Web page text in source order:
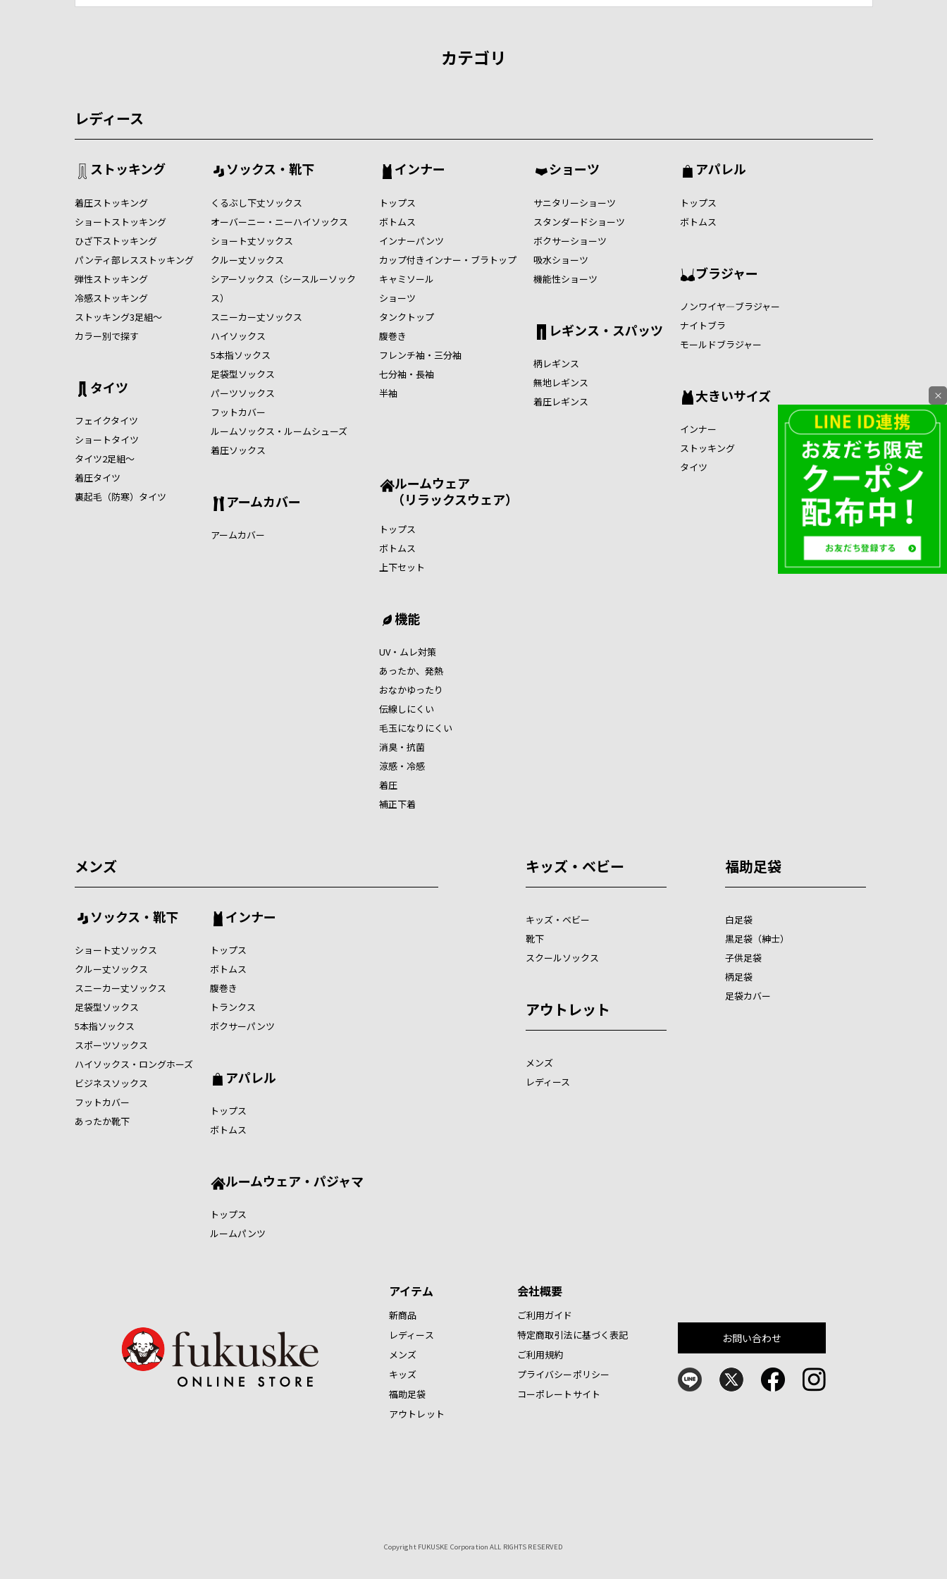
カテゴリ
レディース
ストッキング
着圧ストッキング
ショートストッキング
ひざ下ストッキング
パンティ部レスストッキング
弾性ストッキング
冷感ストッキング
ストッキング3足組～
カラー別で探す
タイツ
フェイクタイツ
ショートタイツ
タイツ2足組～
着圧タイツ
裏起毛（防寒）タイツ
ソックス・靴下
くるぶし下丈ソックス
オーバーニー・ニーハイソックス
ショート丈ソックス
クルー丈ソックス
シアーソックス（シースルーソック
ス）
スニーカー丈ソックス
ハイソックス
5本指ソックス
足袋型ソックス
パーツソックス
フットカバー
ルームソックス・ルームシューズ
着圧ソックス
アームカバー
アームカバー
インナー
トップス
ボトムス
インナーパンツ
カップ付きインナー・ブラトップ
キャミソール
ショーツ
タンクトップ
腹巻き
フレンチ袖・三分袖
七分袖・長袖
半袖
ショーツ
サニタリーショーツ
スタンダードショーツ
ボクサーショーツ
吸水ショーツ
機能性ショーツ
レギンス・スパッツ
柄レギンス
無地レギンス
着圧レギンス
アパレル
トップス
ボトムス
ブラジャー
ノンワイヤ―ブラジャー
ナイトブラ
モールドブラジャー
大きいサイズ
インナー
ストッキング
タイツ
ルームウェア
（リラックスウェア）
トップス
ボトムス
上下セット
機能
UV・ムレ対策
あったか、発熱
おなかゆったり
伝線しにくい
毛玉になりにくい
消臭・抗菌
涼感・冷感
着圧
補正下着
メンズ
ソックス・靴下
ショート丈ソックス
クルー丈ソックス
スニーカー丈ソックス
足袋型ソックス
5本指ソックス
スポーツソックス
ハイソックス・ロングホーズ
ビジネスソックス
フットカバー
あったか靴下
インナー
トップス
ボトムス
腹巻き
トランクス
ボクサーパンツ
アパレル
トップス
ボトムス
ルームウェア・パジャマ
トップス
ルームパンツ
キッズ・ベビー
キッズ・ベビー
靴下
スクールソックス
アウトレット
メンズ
レディース
福助足袋
白足袋
黒足袋（紳士）
子供足袋
柄足袋
足袋カバー
アイテム
新商品
レディース
メンズ
キッズ
福助足袋
アウトレット
会社概要
ご利用ガイド
特定商取引法に基づく表記
ご利用規約
プライバシーポリシー
コーポレートサイト
お問い合わせ
Copyright FUKUSKE Corporation ALL RIGHTS RESERVED
×